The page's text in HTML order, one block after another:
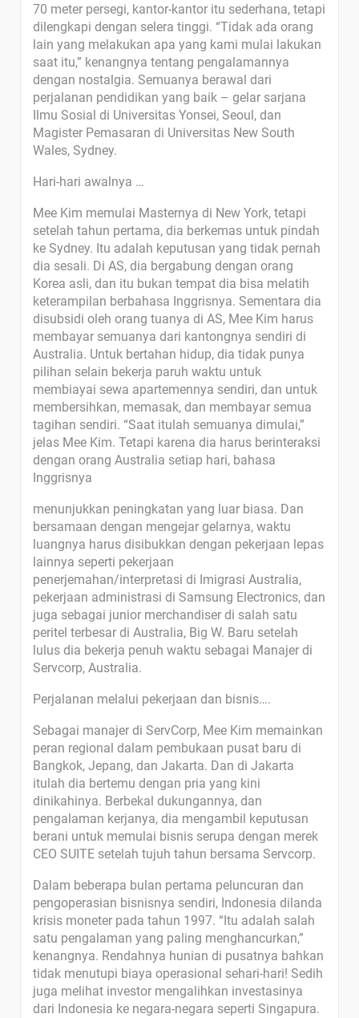
70 meter persegi, kantor-kantor itu sederhana, tetapi
dilengkapi dengan selera tinggi. “Tidak ada orang
lain yang melakukan apa yang kami mulai lakukan
saat itu,” kenangnya tentang pengalamannya
dengan nostalgia. Semuanya berawal dari
perjalanan pendidikan yang baik – gelar sarjana
Ilmu Sosial di Universitas Yonsei, Seoul, dan
Magister Pemasaran di Universitas New South
Wales, Sydney.
Hari-hari awalnya …
Mee Kim memulai Masternya di New York, tetapi
setelah tahun pertama, dia berkemas untuk pindah
ke Sydney. Itu adalah keputusan yang tidak pernah
dia sesali. Di AS, dia bergabung dengan orang
Korea asli, dan itu bukan tempat dia bisa melatih
keterampilan berbahasa Inggrisnya. Sementara dia
disubsidi oleh orang tuanya di AS, Mee Kim harus
membayar semuanya dari kantongnya sendiri di
Australia. Untuk bertahan hidup, dia tidak punya
pilihan selain bekerja paruh waktu untuk
membiayai sewa apartemennya sendiri, dan untuk
membersihkan, memasak, dan membayar semua
tagihan sendiri. “Saat itulah semuanya dimulai,”
jelas Mee Kim. Tetapi karena dia harus berinteraksi
dengan orang Australia setiap hari, bahasa
Inggrisnya
menunjukkan peningkatan yang luar biasa. Dan
bersamaan dengan mengejar gelarnya, waktu
luangnya harus disibukkan dengan pekerjaan lepas
lainnya seperti pekerjaan
penerjemahan/interpretasi di Imigrasi Australia,
pekerjaan administrasi di Samsung Electronics, dan
juga sebagai junior merchandiser di salah satu
peritel terbesar di Australia, Big W. Baru setelah
lulus dia bekerja penuh waktu sebagai Manajer di
Servcorp, Australia.
Perjalanan melalui pekerjaan dan bisnis….
Sebagai manajer di ServCorp, Mee Kim memainkan
peran regional dalam pembukaan pusat baru di
Bangkok, Jepang, dan Jakarta. Dan di Jakarta
itulah dia bertemu dengan pria yang kini
dinikahinya. Berbekal dukungannya, dan
pengalaman kerjanya, dia mengambil keputusan
berani untuk memulai bisnis serupa dengan merek
CEO SUITE setelah tujuh tahun bersama Servcorp.
Dalam beberapa bulan pertama peluncuran dan
pengoperasian bisnisnya sendiri, Indonesia dilanda
krisis moneter pada tahun 1997. “Itu adalah salah
satu pengalaman yang paling menghancurkan,”
kenangnya. Rendahnya hunian di pusatnya bahkan
tidak menutupi biaya operasional sehari-hari! Sedih
juga melihat investor mengalihkan investasinya
dari Indonesia ke negara-negara seperti Singapura.